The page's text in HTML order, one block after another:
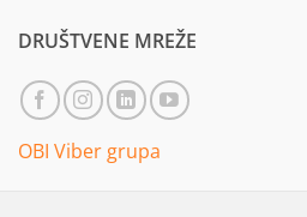
DRUŠTVENE MREŽE
OBI Viber grupa